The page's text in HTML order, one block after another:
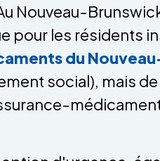
Nouveau-
pour les résidents
du
social), mais